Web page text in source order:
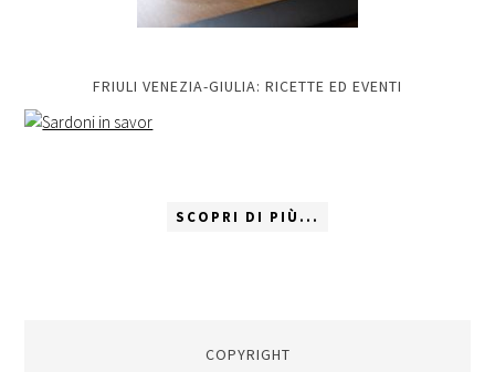
FRIULI VENEZIA-GIULIA: RICETTE ED EVENTI
SCOPRI DI PIÙ...
COPYRIGHT